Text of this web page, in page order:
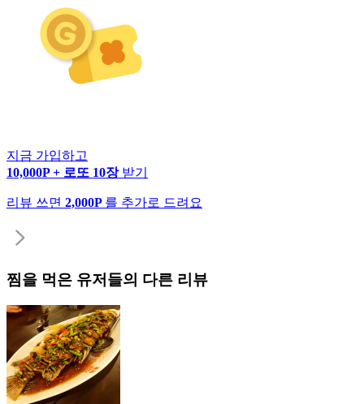
지금 가입하고
10,000P + 로또 10장 받기
리뷰 쓰면 2,000P 를 추가로 드려요
찜을 먹은 유저들의 다른 리뷰